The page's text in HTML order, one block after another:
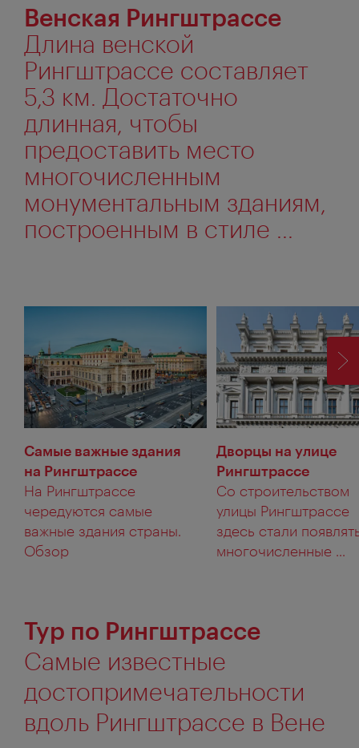
Венская Рингштрассе
Длина венской
Рингштрассе составляет
5,3 км. Достаточно
длинная, чтобы
предоставить место
многочисленным
монументальным зданиям,
построенным в стиле ...
Самые важные здания
на Рингштрассе
На Рингштрассе
чередуются самые
важные здания страны.
Обзор
Дворцы на улице
Рингштрассе
Со строительством
улицы Рингштрассе
здесь стали
многочисленные ...
Тур по Рингштрассе
Самые известные
достопримечательности
вдоль Рингштрассе в Вене